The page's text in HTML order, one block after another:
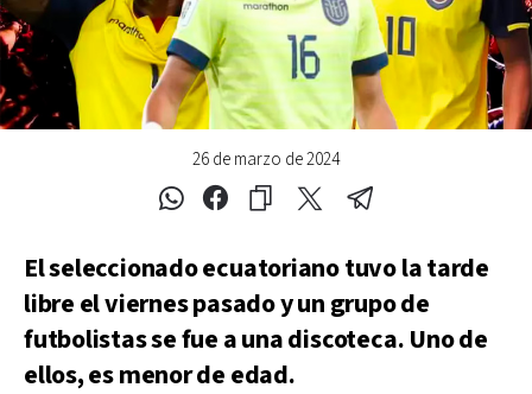
26 de marzo de 2024
El seleccionado ecuatoriano tuvo la tarde
libre el viernes pasado y un grupo de
futbolistas se fue a una discoteca. Uno de
ellos, es menor de edad.